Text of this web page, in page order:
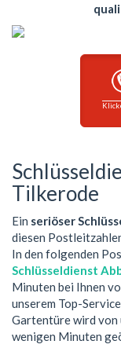
Tilkerode
Ein seriöser
diesen
In den folgenden
Schlüsseldienst
Minuten bei Ihnen
unserem Top-
Gartentüre wird von
wenigen Minuten